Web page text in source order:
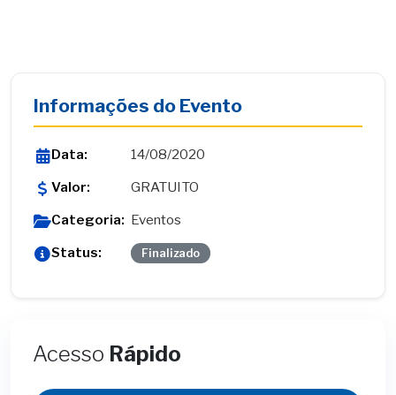
Informações do Evento
Data:
14/08/2020
Valor:
GRATUITO
Categoria: Eventos
Status:
Finalizado
Acesso Rápido